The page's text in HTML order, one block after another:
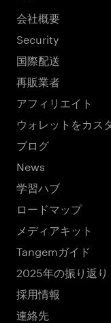
会社概要
Security
国際配送
再販業者
アフィリエイト
ウォレットをカス
ブログ
News
学習ハブ
ロードマップ
メディアキット
Tangemガイド
2025年の振り返り
採用情報
連絡先